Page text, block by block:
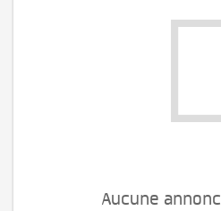
Aucune